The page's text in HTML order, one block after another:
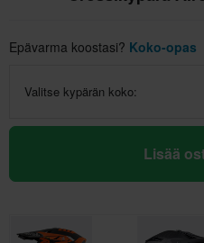
Epävarma koostasi? Koko-opas
Valitse kypärän koko:
Lisää